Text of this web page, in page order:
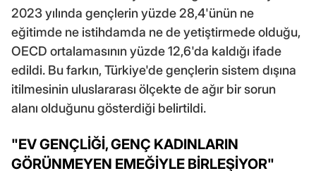
2023 yılında gençlerin yüzde 28,4'ünün ne
eğitimde ne istihdamda ne de yetiştirmede olduğu,
OECD ortalamasının yüzde 12,6'da kaldığı ifade
edildi. Bu farkın, Türkiye'de gençlerin sistem dışına
itilmesinin uluslararası ölçekte de ağır bir sorun
alanı olduğunu gösterdiği belirtildi.
"EV GENÇLİĞİ, GENÇ KADINLARIN
GÖRÜNMEYEN EMEĞİYLE BİRLEŞİYOR"